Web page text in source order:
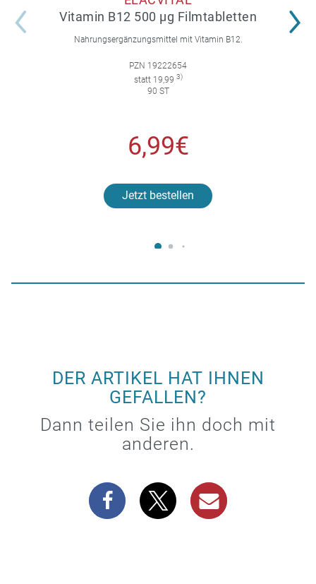
Vitamin B12 500 µg Filmtabletten
Nahrungsergänzungsmittel mit Vitamin B12.
PZN 19222654
statt 19,99 3)
90 ST
6,99€
Jetzt bestellen
DER ARTIKEL HAT IHNEN
GEFALLEN?
Dann teilen Sie ihn doch mit
anderen.